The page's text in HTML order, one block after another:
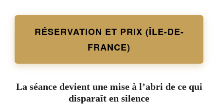
RÉSERVATION ET PRIX (ÎLE-DE-
FRANCE)
La séance devient une mise à l’abri de ce qui
disparaît en silence